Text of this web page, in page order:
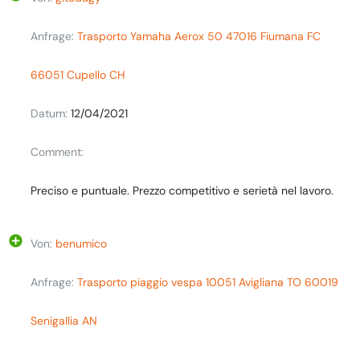
Anfrage: Trasporto Yamaha Aerox 50 47016 Fiumana FC
66051 Cupello CH
Datum: 12/04/2021
Comment:
Preciso e puntuale. Prezzo competitivo e serietà nel lavoro.
Von: benumico
Anfrage: Trasporto piaggio vespa 10051 Avigliana TO 60019
Senigallia AN